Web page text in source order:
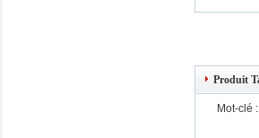
Produit
Mot-clé :